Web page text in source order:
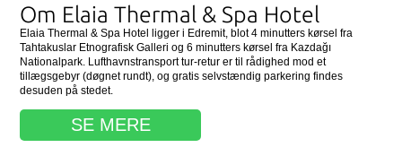
Om Elaia Thermal & Spa Hotel
Elaia Thermal & Spa Hotel ligger i Edremit, blot 4 minutters kørsel fra
Tahtakuslar Etnografisk Galleri og 6 minutters kørsel fra Kazdağı
Nationalpark. Lufthavnstransport tur-retur er til rådighed mod et
tillægsgebyr (døgnet rundt), og gratis selvstændig parkering findes
desuden på stedet.
SE MERE